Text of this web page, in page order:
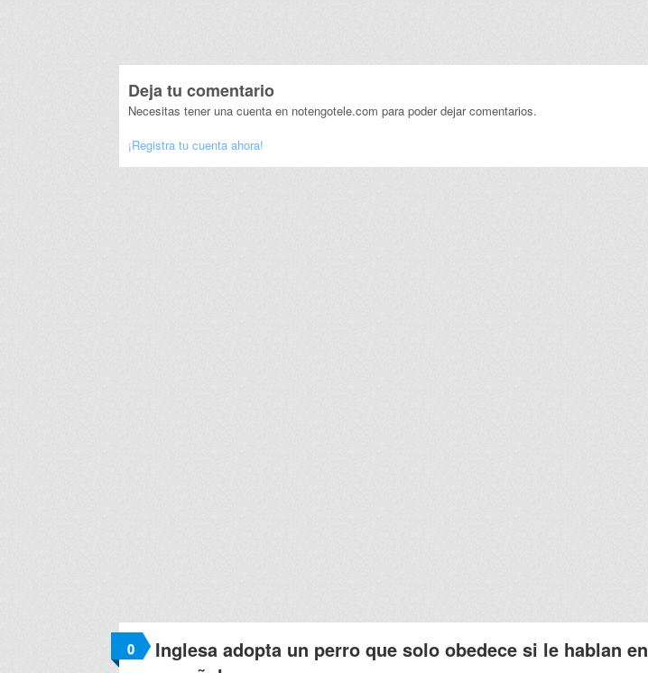
Deja tu comentario
Necesitas tener una cuenta en notengotele.com para poder dejar comentarios.
¡Registra tu cuenta ahora!
0
Inglesa adopta un perro que solo obedece si le hablan en